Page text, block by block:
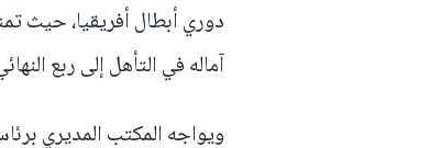
دوري أبطال أفريقيا، حيث
آماله في التأهل إلى ربع
ويواجه المكتب المديري